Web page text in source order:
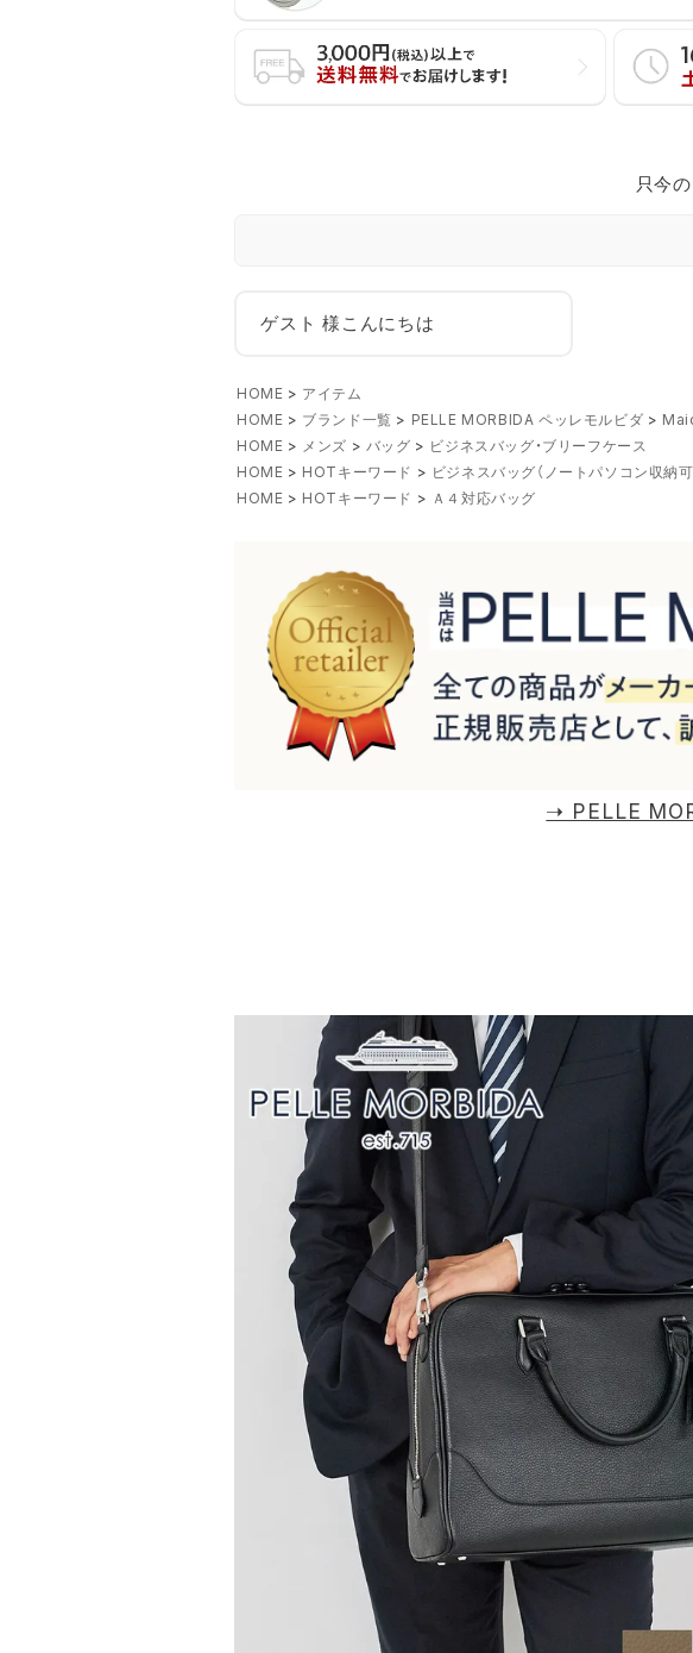
只今
ゲスト 様こんにちは
HOME
アイテム
HOME
ブランド一覧 PELLE MORBIDA ペッレモルビダ
HOME
メンズ バッグ
ビジネスバッグ・ブリーフケース
HOME
HOTキーワード
ビジネスバッグ（ノートパソコン収納可
HOME
HOTキーワード Ａ４対応バッグ
➝ PELLE